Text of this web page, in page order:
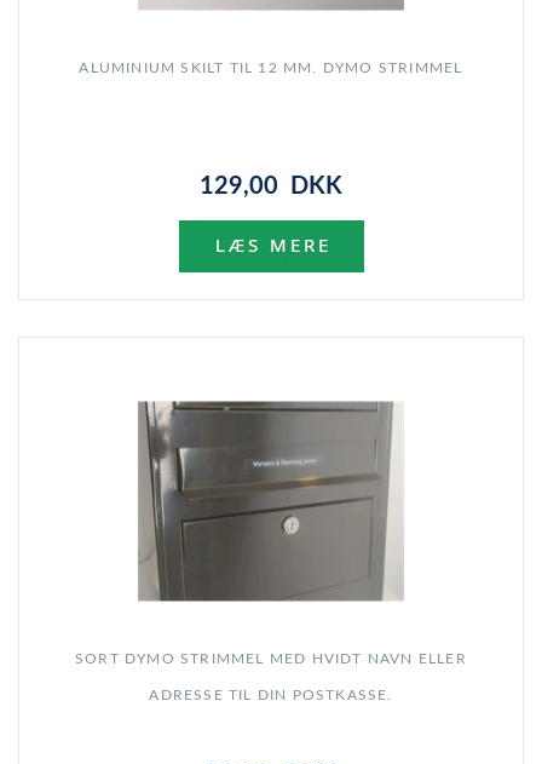
ALUMINIUM SKILT TIL 12 MM. DYMO STRIMMEL
129,00 DKK
SORT DYMO STRIMMEL MED HVIDT NAVN ELLER
ADRESSE TIL DIN POSTKASSE.